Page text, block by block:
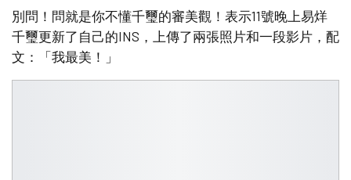
別問！問就是你不懂千璽的審美觀！表示11號晚上易烊
千璽更新了自己的INS，上傳了兩張照片和一段影片，配
文：「我最美！」